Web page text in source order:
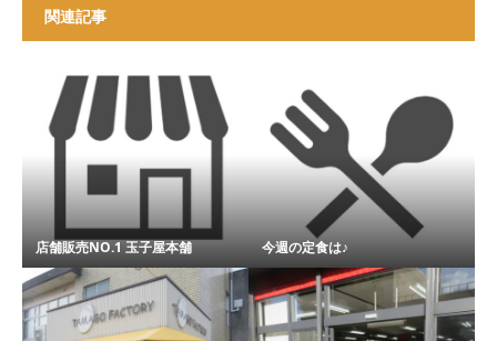
関連記事
店舗販売NO.1 玉子屋本舗 今週の定食は♪